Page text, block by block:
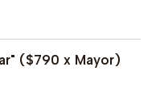
($790 x Mayor)